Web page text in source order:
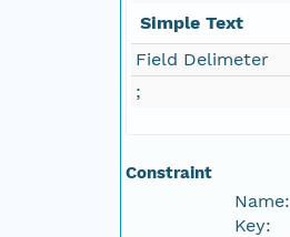
Simple Text
Field Delimeter
;
Constraint
Name:
Key: